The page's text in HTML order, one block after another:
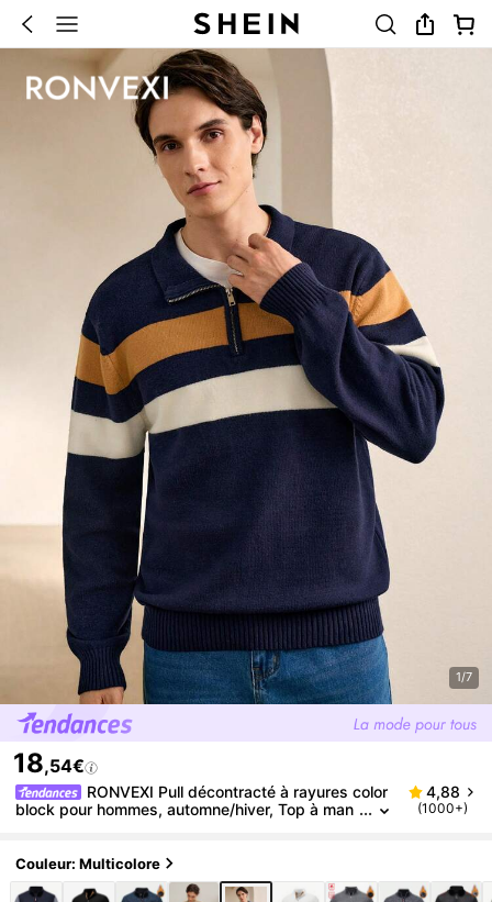
1/7
18,54€
RONVEXI Pull décontracté à rayures color
block pour hommes, automne/hiver, Top à man
4,88
(1000+)
Couleur: Multicolore